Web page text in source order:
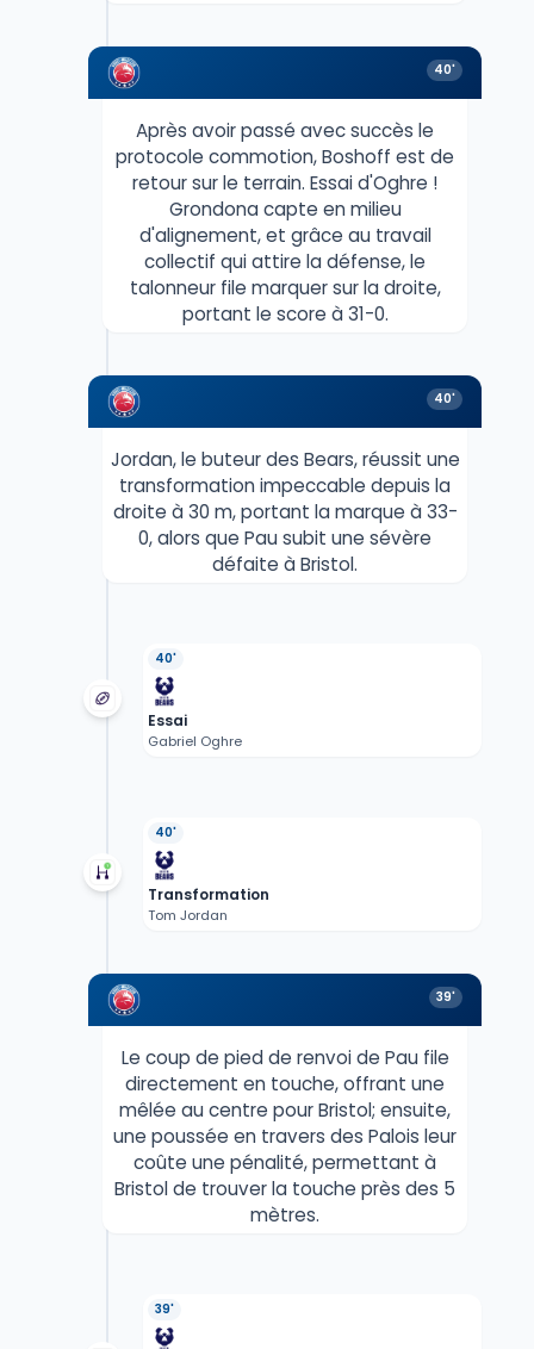
40'
Après avoir passé avec succès le
protocole commotion, Boshoff est de
retour sur le terrain. Essai d'Oghre !
Grondona capte en milieu
d'alignement, et grâce au travail
collectif qui attire la défense, le
talonneur file marquer sur la droite,
portant le score à 31-0.
40'
Jordan, le buteur des Bears, réussit une
transformation impeccable depuis la
droite à 30 m, portant la marque à 33-
0, alors que Pau subit une sévère
défaite à Bristol.
40'
Essai
Gabriel Oghre
40'
Transformation
Tom Jordan
39'
Le coup de pied de renvoi de Pau file
directement en touche, offrant une
mêlée au centre pour Bristol; ensuite,
une poussée en travers des Palois leur
coûte une pénalité, permettant à
Bristol de trouver la touche près des 5
mètres.
39'